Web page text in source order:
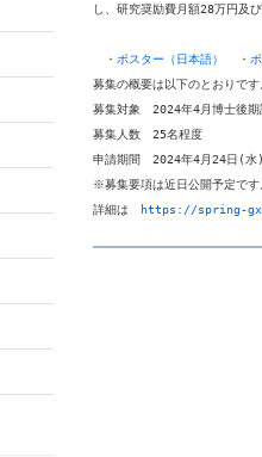
し、研究奨励費月額28万円及
・ ポスター（日本語）
  ・
募集の概要は以下のとおりです
募集対象　2024年4月博士後
募集人数　25名程度
申請期間　2024年4月24日(
※募集要項は近日公開予定です
詳細は https://spring-